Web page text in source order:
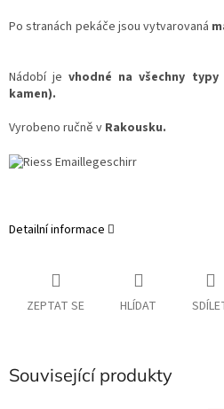
Po stranách pekáče jsou vytvarovaná
Nádobí jevhodné na všechny
kamen).
Vyrobeno ručně v Rakousku.
Detailní informace
ZEPTAT SE HLÍDAT
Související produkty